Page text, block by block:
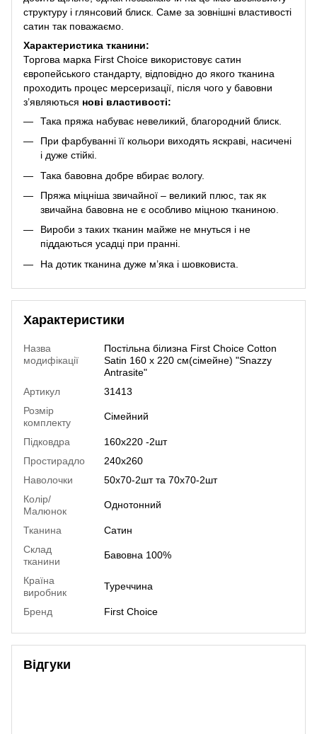
структуру і глянсовий блиск. Саме за зовнішні властивості
сатин так поважаємо.
Характеристика тканини:
Торгова марка First Choice використовує сатин
європейського стандарту, відповідно до якого тканина
проходить процес мерсеризації, після чого у бавовни
з’являються нові властивості:
Така пряжа набуває невеликий, благородний блиск.
При фарбуванні її кольори виходять яскраві, насичені
і дуже стійкі.
Така бавовна добре вбирає вологу.
Пряжа міцніша звичайної – великий плюс, так як
звичайна бавовна не є особливо міцною тканиною.
Вироби з таких тканин майже не мнуться і не
піддаються усадці при пранні.
На дотик тканина дуже м’яка і шовковиста.
Характеристики
Назва
модифікації
Постільна білизна First Choice Cotton
Satin 160 х 220 см(сімейне) "Snazzy
Antrasite"
Артикул
31413
Розмір
комплекту
Сімейний
Підковдра
160х220 -2шт
Простирадло
240х260
Наволочки
50х70-2шт та 70х70-2шт
Колір/
Малюнок
Однотонний
Тканина
Сатин
Склад
тканини
Бавовна 100%
Країна
виробник
Туреччина
Бренд First Choice
Відгуки